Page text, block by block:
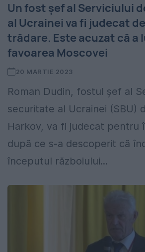
Un fost şef al Serviciului
al Ucrainei va fi judecat
trădare. Este acuzat că a
favoarea Moscovei
20 MARTIE 2023
Roman Dudin, fostul șef al
securitate al Ucrainei (SBU)
Harkov, va fi judecat pentru
după ce s-a descoperit că
începutul războiului...